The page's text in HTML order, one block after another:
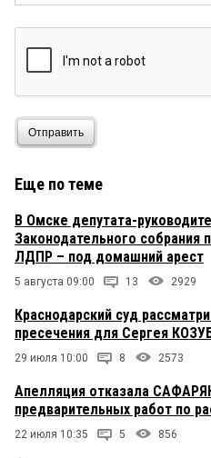
Отправить
Еще по теме
В Омске депутата-
Законодательного собрания
ЛДПР – под домашний арест
5 августа 09:00 13 2929
Краснодарский суд
пресечения для Сергея
29 июля 10:00 8 2573
Апелляция отказала
предварительных работ по
22 июля 10:35 5 856